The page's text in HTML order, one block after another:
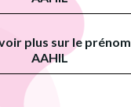
plus sur le prénom
AAHIL